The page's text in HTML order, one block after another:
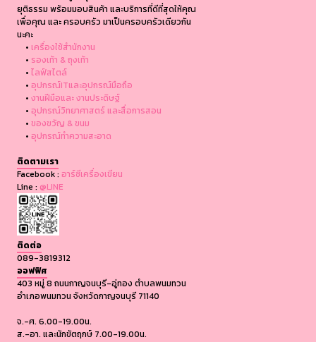
ยุติธรรม พร้อมมอบสินค้า และบริการที่ดีที่สุดให้คุณ
เพื่อคุณ และ ครอบครัว มาเป็นครอบครัวเดียวกัน
นะคะ
• เครื่องใช้สำนักงาน
• รองเท้า & ถุงเท้า
• ไลฟ์สไตล์
• อุปกรณ์ITและอุปกรณ์มือถือ
• งานฝีมือและ งานประดิษฐ์
• อุปกรณ์วิทยาศาสตร์ และสื่อการสอน
• ของขวัญ & ขนม
• อุปกรณ์ทำความสะอาด
ติดตามเรา
Facebook : อาร์ซีเครื่องเขียน
Line : @LINE
ติดต่อ
089-3819312
ออฟฟิศ
403 หมู่ 8 ถนนกาญจนบุรี-อู่ทอง ตำบลพนมทวน
อำเภอพนมทวน จังหวัดกาญจนบุรี 71140
จ.-ศ. 6.00-19.00น.
ส.-อา. และนักขัตฤกษ์ 7.00-19.00น.